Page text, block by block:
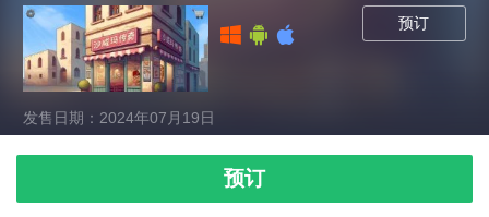
预订
发售日期：2024年07月19日
预订